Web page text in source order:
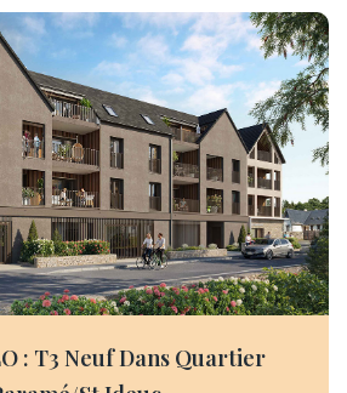
: T3 Neuf Dans Quartier